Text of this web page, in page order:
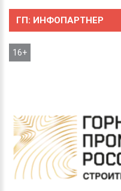
ГП: ИНФОПАРТНЕР
16+